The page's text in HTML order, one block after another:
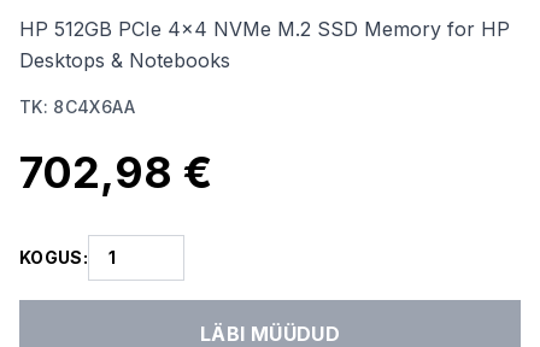
HP 512GB PCIe 4x4 NVMe M.2 SSD Memory for HP
Desktops & Notebooks
TK: 8C4X6AA
702,98 €
KOGUS:
LÄBI MÜÜDUD